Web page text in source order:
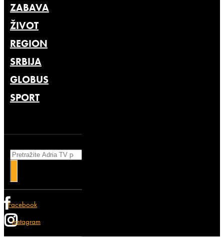
ZABAVA
ŽIVOT
REGION
SRBIJA
GLOBUS
SPORT
Facebook
Instagram